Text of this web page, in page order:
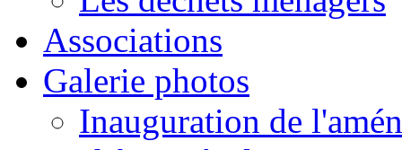
Associations
Galerie photos
Inauguration de